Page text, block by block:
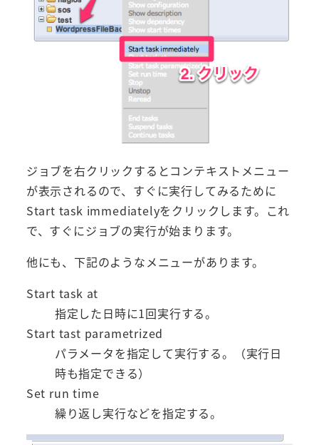
ジョブを右クリックするとコンテキストメニュー
が表示されるので、すぐに実行してみるために
Start task immediatelyをクリックします。これ
で、すぐにジョブの実行が始まります。
他にも、下記のようなメニューがあります。
Start task at
指定した日時に1回実行する。
Start tast parametrized
パラメータを指定して実行する。（実行日
時も指定できる）
Set run time
繰り返し実行などを指定する。